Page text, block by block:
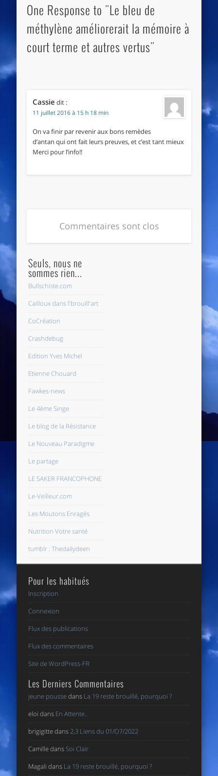
One Response to "Le bleu de
méthylène améliorerait la mémoire à
court terme et autres vertus"
Cassie dit :
11 juillet 2016 à 15 h 18 min
On va finir par revenir aux bons remèdes
d’antan qui ont fait leurs preuves, et c’est tant mieux
Merci pour l’info!!
Commentaires sont clos
Seuls, nous ne
sommes rien...
Bullschiste.com
Cailloux dans l'brouill'art
CoCréation
Crashdebug
Edition Yves Michel
Etienne Chouard
Fawkes-news
Le 4ème Singe
Le blog de la Résistance
Le Nouveau Paradigme
Le partage
LE SAKER FRANCOPHONE
Le-Veilleur.com
Les Moutons Enragés
Nutrition Votre santé
tumblr : Thedailydeen
Pour les habitués
Inscription
Connexion
Flux des publications
Flux des commentaires
Site de WordPress-FR
Les Derniers Commentaires
jeune poussedans La 19 reste brouillé, pourquoi ?
eloi dans En Attente..
brigigittedans 2,3 Liens du 01/O7/2022
Camilledans Soi Clair
Magali dans La 19 reste brouillé, pourquoi ?